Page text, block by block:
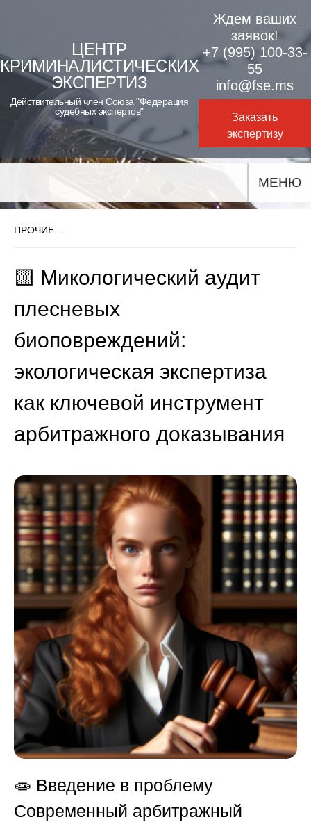
content
ЦЕНТР
КРИМИНАЛИСТИЧЕСКИХ
ЭКСПЕРТИЗ
Действительный член Союза "Федерация
судебных экспертов"
Ждем ваших
заявок!
+7 (995) 100-33-
55
info@fse.ms
Заказать
экспертизу
МЕНЮ
ПРОЧИЕ...
🟨 Микологический аудит
плесневых
биоповреждений:
экологическая экспертиза
как ключевой инструмент
арбитражного доказывания
🧫 Введение в проблему
Современный арбитражный